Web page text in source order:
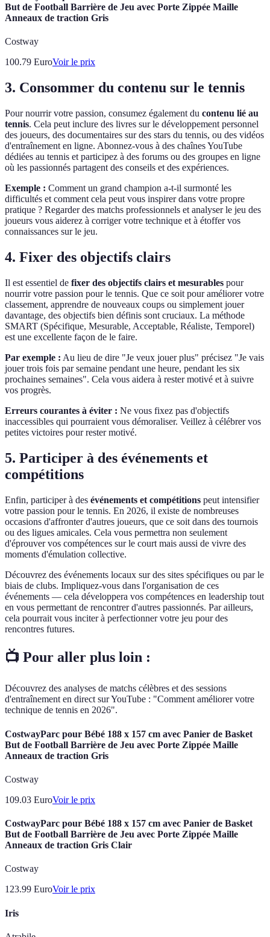
But de Football Barrière de Jeu avec Porte Zippée Maille
Anneaux de traction Gris
Costway
100.79 EuroVoir le prix
3. Consommer du contenu sur le tennis
Pour nourrir votre passion, consumez également du contenu lié au
tennis. Cela peut inclure des livres sur le développement personnel
des joueurs, des documentaires sur des stars du tennis, ou des vidéos
d'entraînement en ligne. Abonnez-vous à des chaînes YouTube
dédiées au tennis et participez à des forums ou des groupes en ligne
où les passionnés partagent des conseils et des expériences.
Exemple : Comment un grand champion a-t-il surmonté les
difficultés et comment cela peut vous inspirer dans votre propre
pratique ? Regarder des matchs professionnels et analyser le jeu des
joueurs vous aiderez à corriger votre technique et à étoffer vos
connaissances sur le jeu.
4. Fixer des objectifs clairs
Il est essentiel de fixer des objectifs clairs et mesurables pour
nourrir votre passion pour le tennis. Que ce soit pour améliorer votre
classement, apprendre de nouveaux coups ou simplement jouer
davantage, des objectifs bien définis sont cruciaux. La méthode
SMART (Spécifique, Mesurable, Acceptable, Réaliste, Temporel)
est une excellente façon de le faire.
Par exemple : Au lieu de dire "Je veux jouer plus" précisez "Je vais
jouer trois fois par semaine pendant une heure, pendant les six
prochaines semaines". Cela vous aidera à rester motivé et à suivre
vos progrès.
Erreurs courantes à éviter : Ne vous fixez pas d'objectifs
inaccessibles qui pourraient vous démoraliser. Veillez à célébrer vos
petites victoires pour rester motivé.
5. Participer à des événements et
compétitions
Enfin, participer à des événements et compétitions peut intensifier
votre passion pour le tennis. En 2026, il existe de nombreuses
occasions d'affronter d'autres joueurs, que ce soit dans des tournois
ou des ligues amicales. Cela vous permettra non seulement
d'éprouver vos compétences sur le court mais aussi de vivre des
moments d'émulation collective.
Découvrez des événements locaux sur des sites spécifiques ou par le
biais de clubs. Impliquez-vous dans l'organisation de ces
événements — cela développera vos compétences en leadership tout
en vous permettant de rencontrer d'autres passionnés. Par ailleurs,
cela pourrait vous inciter à perfectionner votre jeu pour des
rencontres futures.
📺 Pour aller plus loin :
Découvrez des analyses de matchs célèbres et des sessions
d'entraînement en direct sur YouTube : "Comment améliorer votre
technique de tennis en 2026".
CostwayParc pour Bébé 188 x 157 cm avec Panier de Basket
But de Football Barrière de Jeu avec Porte Zippée Maille
Anneaux de traction Gris
Costway
109.03 EuroVoir le prix
CostwayParc pour Bébé 188 x 157 cm avec Panier de Basket
But de Football Barrière de Jeu avec Porte Zippée Maille
Anneaux de traction Gris Clair
Costway
123.99 EuroVoir le prix
Iris